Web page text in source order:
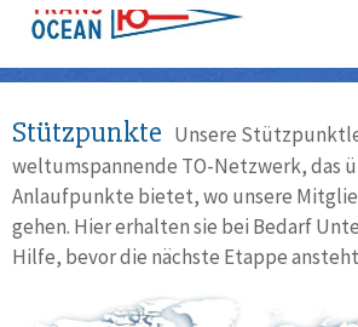
Stützpunkte Unsere
weltumspannende TO-Netzwerk, das
Anlaufpunkte bietet, wo unsere
gehen. Hier erhalten sie bei Bedarf
Hilfe, bevor die nächste Etappe